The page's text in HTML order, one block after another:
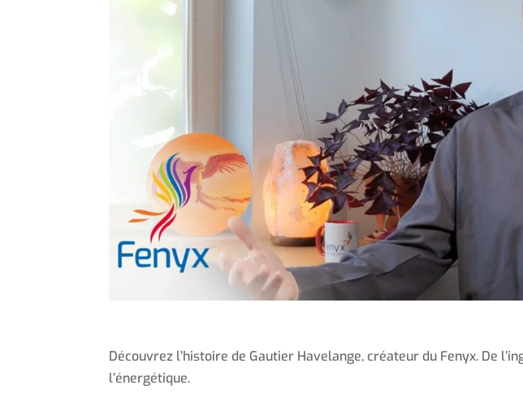
Découvrez l’histoire de Gautier Havelange, créateur du Fenyx. De
l’énergétique.